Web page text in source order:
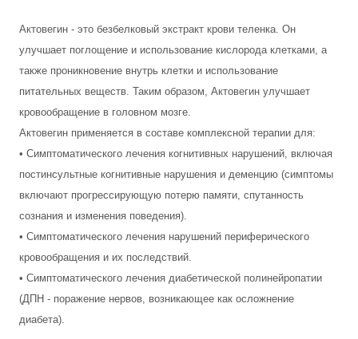
Актовегин - это безбелковый экстракт крови теленка. Он
улучшает поглощение и использование кислорода клетками, а
также проникновение внутрь клетки и использование
питательных веществ. Таким образом, Актовегин улучшает
кровообращение в головном мозге.
Актовегин применяется в составе комплексной терапии для:
• Симптоматического лечения когнитивных нарушений, включая
постинсультные когнитивные нарушения и деменцию (симптомы
включают прогрессирующую потерю памяти, спутанность
сознания и изменения поведения).
• Симптоматического лечения нарушений периферического
кровообращения и их последствий.
• Симптоматического лечения диабетической полинейропатии
(ДПН - поражение нервов, возникающее как осложнение
диабета).